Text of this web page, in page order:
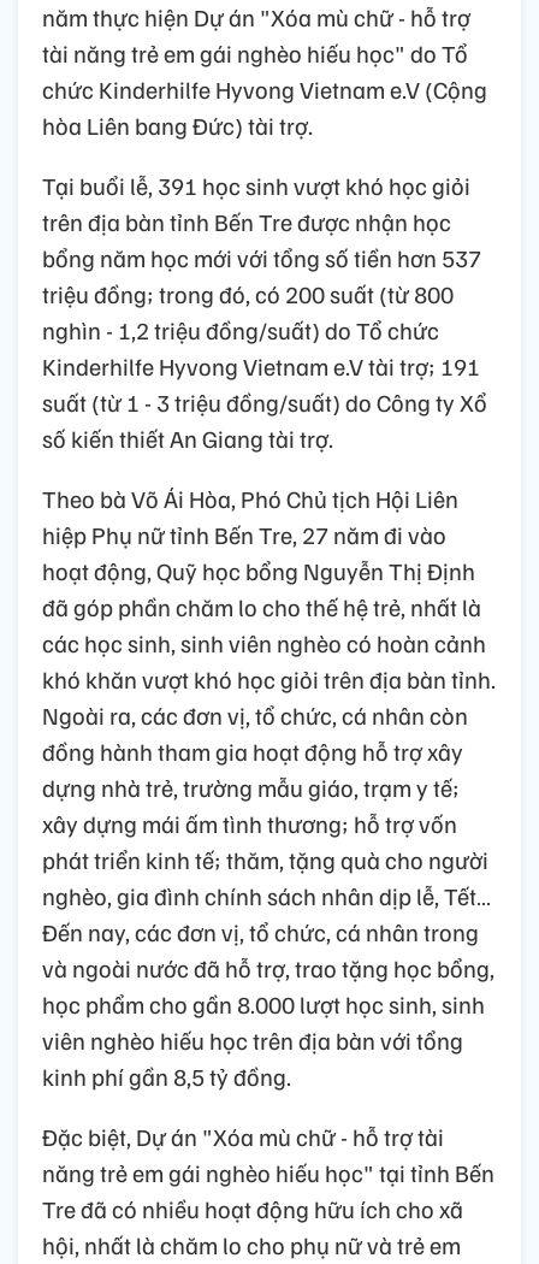
năm thực hiện Dự án "Xóa mù chữ - hỗ trợ
tài năng trẻ em gái nghèo hiếu học" do Tổ
chức Kinderhilfe Hyvong Vietnam e.V (Cộng
hòa Liên bang Đức) tài trợ.
Tại buổi lễ, 391 học sinh vượt khó học giỏi
trên địa bàn tỉnh Bến Tre được nhận học
bổng năm học mới với tổng số tiền hơn 537
triệu đồng; trong đó, có 200 suất (từ 800
nghìn - 1,2 triệu đồng/suất) do Tổ chức
Kinderhilfe Hyvong Vietnam e.V tài trợ; 191
suất (từ 1 - 3 triệu đồng/suất) do Công ty Xổ
số kiến thiết An Giang tài trợ.
Theo bà Võ Ái Hòa, Phó Chủ tịch Hội Liên
hiệp Phụ nữ tỉnh Bến Tre, 27 năm đi vào
hoạt động, Quỹ học bổng Nguyễn Thị Định
đã góp phần chăm lo cho thế hệ trẻ, nhất là
các học sinh, sinh viên nghèo có hoàn cảnh
khó khăn vượt khó học giỏi trên địa bàn tỉnh.
Ngoài ra, các đơn vị, tổ chức, cá nhân còn
đồng hành tham gia hoạt động hỗ trợ xây
dựng nhà trẻ, trường mẫu giáo, trạm y tế;
xây dựng mái ấm tình thương; hỗ trợ vốn
phát triển kinh tế; thăm, tặng quà cho người
nghèo, gia đình chính sách nhân dịp lễ, Tết…
Đến nay, các đơn vị, tổ chức, cá nhân trong
và ngoài nước đã hỗ trợ, trao tặng học bổng,
học phẩm cho gần 8.000 lượt học sinh, sinh
viên nghèo hiếu học trên địa bàn với tổng
kinh phí gần 8,5 tỷ đồng.
Đặc biệt, Dự án "Xóa mù chữ - hỗ trợ tài
năng trẻ em gái nghèo hiếu học" tại tỉnh Bến
Tre đã có nhiều hoạt động hữu ích cho xã
hội, nhất là chăm lo cho phụ nữ và trẻ em